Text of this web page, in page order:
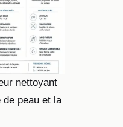
nettoyant
peau et la